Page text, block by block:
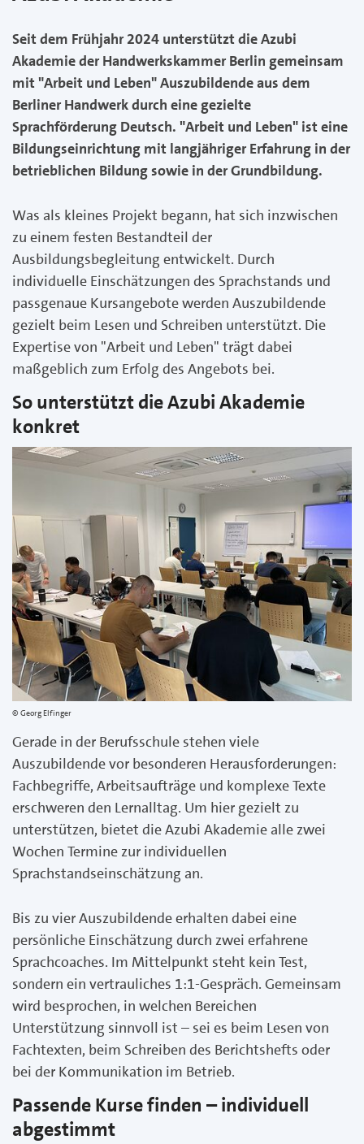
Seit dem Frühjahr 2024 unterstützt die Azubi
Akademie der Handwerkskammer Berlin gemeinsam
mit "Arbeit und Leben" Auszubildende aus dem
Berliner Handwerk durch eine gezielte
Sprachförderung Deutsch. "Arbeit und Leben" ist eine
Bildungseinrichtung mit langjähriger Erfahrung in der
betrieblichen Bildung sowie in der Grundbildung.
Was als kleines Projekt begann, hat sich inzwischen
zu einem festen Bestandteil der
Ausbildungsbegleitung entwickelt. Durch
individuelle Einschätzungen des Sprachstands und
passgenaue Kursangebote werden Auszubildende
gezielt beim Lesen und Schreiben unterstützt. Die
Expertise von "Arbeit und Leben" trägt dabei
maßgeblich zum Erfolg des Angebots bei.
So unterstützt die Azubi Akademie
konkret
Georg Elfinger
Gerade in der Berufsschule stehen viele
Auszubildende vor besonderen Herausforderungen:
Fachbegriffe, Arbeitsaufträge und komplexe Texte
erschweren den Lernalltag. Um hier gezielt zu
unterstützen, bietet die Azubi Akademie alle zwei
Wochen Termine zur individuellen
Sprachstandseinschätzung an.
Bis zu vier Auszubildende erhalten dabei eine
persönliche Einschätzung durch zwei erfahrene
Sprachcoaches. Im Mittelpunkt steht kein Test,
sondern ein vertrauliches 1:1-Gespräch. Gemeinsam
wird besprochen, in welchen Bereichen
Unterstützung sinnvoll ist – sei es beim Lesen von
Fachtexten, beim Schreiben des Berichtshefts oder
bei der Kommunikation im Betrieb.
Passende Kurse finden – individuell
abgestimmt